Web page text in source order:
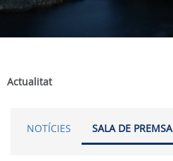
Actualitat
NOTÍCIES SALA DE PREMSA